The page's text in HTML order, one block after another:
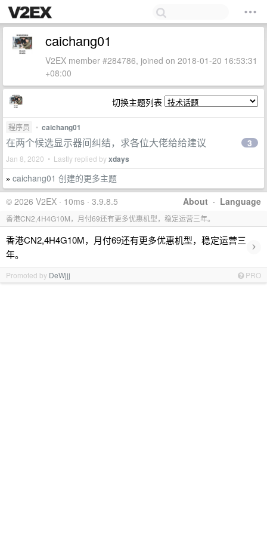
caichang01
V2EX member #284786, joined on 2018-01-20 16:53:31
+08:00
切换主题列表
程序员 • caichang01
在两个候选显示器间纠结，求各位大佬给给建议
Jan 8, 2020 • Lastly replied byxdays
3
» caichang01 创建的更多主题
About · Language
© 2026 V2EX · 10ms · 3.9.8.5
香港CN2,4H4G10M，月付69还有更多优惠机型，稳定运营三年。
香港CN2,4H4G10M，月付69还有更多优惠机型，稳定运营三
年。
›
Promoted by DeWjjj PRO